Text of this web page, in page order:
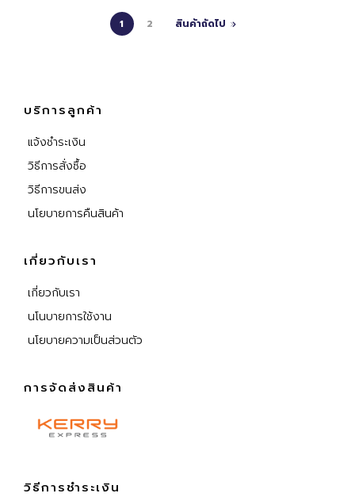
1 2 สินค้าถัดไป
บริการลูกค้า
แจ้งชำระเงิน
วิธีการสั่งซื้อ
วิธีการขนส่ง
นโยบายการคืนสินค้า
เกี่ยวกับเรา
เกี่ยวกับเรา
นโนบายการใช้งาน
นโยบายความเป็นส่วนตัว
การจัดส่งสินค้า
วิธีการชำระเงิน